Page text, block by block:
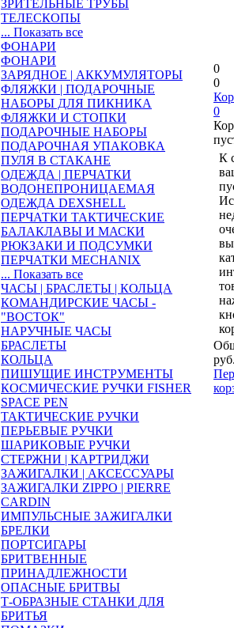
ЗРИТЕЛЬНЫЕ ТРУБЫ
ТЕЛЕСКОПЫ
... Показать все
ФОНАРИ
ФОНАРИ
ЗАРЯДНОЕ | АККУМУЛЯТОРЫ
ФЛЯЖКИ | ПОДАРОЧНЫЕ
НАБОРЫ ДЛЯ ПИКНИКА
ФЛЯЖКИ И СТОПКИ
ПОДАРОЧНЫЕ НАБОРЫ
ПОДАРОЧНАЯ УПАКОВКА
ПУЛЯ В СТАКАНЕ
ОДЕЖДА | ПЕРЧАТКИ
ВОДОНЕПРОНИЦАЕМАЯ
ОДЕЖДА DEXSHELL
ПЕРЧАТКИ ТАКТИЧЕСКИЕ
БАЛАКЛАВЫ И МАСКИ
РЮКЗАКИ И ПОДСУМКИ
ПЕРЧАТКИ MECHANIX
... Показать все
ЧАСЫ | БРАСЛЕТЫ | КОЛЬЦА
КОМАНДИРСКИЕ ЧАСЫ -
"ВОСТОК"
НАРУЧНЫЕ ЧАСЫ
БРАСЛЕТЫ
КОЛЬЦА
ПИШУЩИЕ ИНСТРУМЕНТЫ
КОСМИЧЕСКИЕ РУЧКИ FISHER
SPACE PEN
ТАКТИЧЕСКИЕ РУЧКИ
ПЕРЬЕВЫЕ РУЧКИ
ШАРИКОВЫЕ РУЧКИ
СТЕРЖНИ | КАРТРИДЖИ
ЗАЖИГАЛКИ | АКСЕССУАРЫ
ЗАЖИГАЛКИ ZIPPO | PIERRE
CARDIN
ИМПУЛЬСНЫЕ ЗАЖИГАЛКИ
БРЕЛКИ
ПОРТСИГАРЫ
БРИТВЕННЫЕ
ПРИНАДЛЕЖНОСТИ
ОПАСНЫЕ БРИТВЫ
Т-ОБРАЗНЫЕ СТАНКИ ДЛЯ
БРИТЬЯ
0
0
0
К